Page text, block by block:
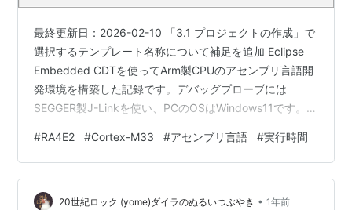
最終更新日：2026-02-10 「3.1 プロジェクトの作成」で
選択するテンプレート名称について補足を追加 Eclipse
Embedded CDTを使ってArm製CPUのアセンブリ言語開
発環境を構築した記録です。デバッグプローブには
SEGGER製J-Linkを使い、PCのOSはWindows11です。
製STM32CubeIDEを使ってアセンブリ言語だけのプロジ
ェクト作成とデバッグを行いました。（記事のリンク）
それはアセンブリ言語だけのプロジェクトなので、コー
ドの自動生成機能やライブラリを使いませんでした。そ
#RA4E2 #Cortex-M33 #アセンブリ言語 #実行時間
20世紀ロック (yome)ダイラのぬるいつぶやき • 1年前